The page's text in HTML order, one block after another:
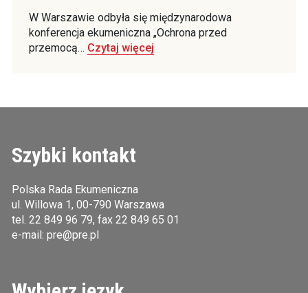
W Warszawie odbyła się międzynarodowa
konferencja ekumeniczna „Ochrona przed
przemocą… Czytaj więcej
Szybki kontakt
Polska Rada Ekumeniczna
ul. Willowa 1, 00-790 Warszawa
tel. 22 849 96 79, fax 22 849 65 01
e-mail: pre@pre.pl